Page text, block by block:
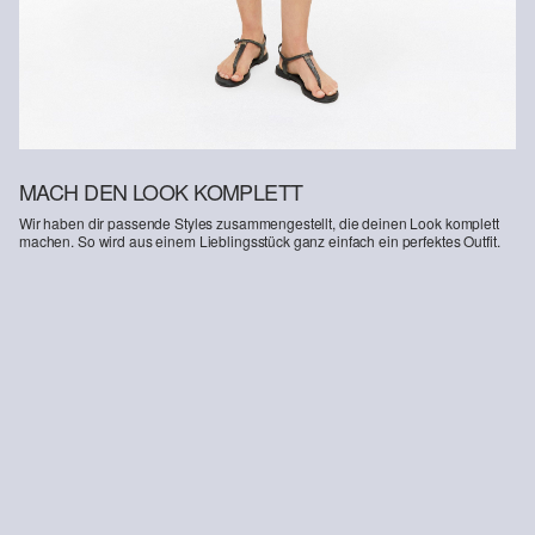
HIER online anmelden.
MACH DEN LOOK KOMPLETT
Wir haben dir passende Styles zusammengestellt, die deinen Look komplett
machen. So wird aus einem Lieblingsstück ganz einfach ein perfektes Outfit.